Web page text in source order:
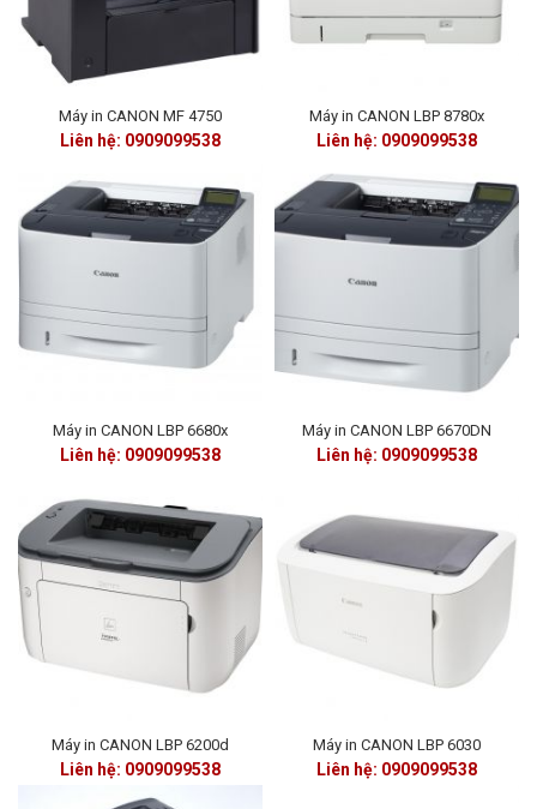
Máy in CANON MF 4750
Liên hệ: 0909099538
Máy in CANON LBP 8780x
Liên hệ: 0909099538
Máy in CANON LBP 6680x
Liên hệ: 0909099538
Máy in CANON LBP 6670DN
Liên hệ: 0909099538
Máy in CANON LBP 6200d
Liên hệ: 0909099538
Máy in CANON LBP 6030
Liên hệ: 0909099538